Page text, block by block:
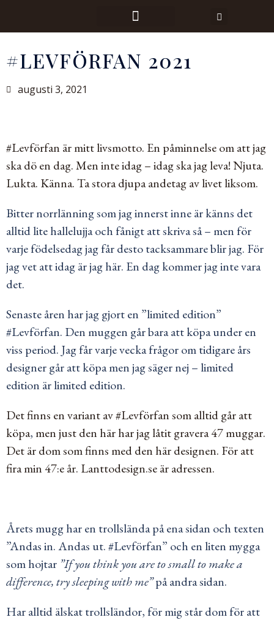
#LEVFÖRFAN 2021
augusti 3, 2021
#Levförfan är mitt livsmotto. En påminnelse om att jag
ska dö en dag. Men inte idag – idag ska jag leva! Njuta.
Lukta. Känna. Ta stora djupa andetag av livet liksom.
Bitter norrlänning som jag innerst inne är känns det
alltid lite hallelujja och fånigt att skriva så – men för
varje födelsedag jag får desto tacksammare blir jag. För
jag vet att idag är jag här. En dag kommer jag inte vara
det.
Senaste åren har jag gjort en ”limited edition”
#Levförfan. Den muggen går bara att köpa under en
viss period. Jag får varje vecka frågor om tidigare års
designer går att köpa men jag säger nej – limited
edition är limited edition.
Det finns en variant av #Levförfan som alltid går att
köpa, men just den här har jag låtit gravera 47 muggar.
Det är dom som finns med den här designen. För att
fira min 47:e år. Lanttodesign.se är adressen.
Årets mugg har en trollslända på ena sidan och texten
”Andas in. Andas ut. #Levförfan” och en liten mygga
som hojtar ”If you think you are to small to make a
difference, try sleeping with me”på andra sidan.
Har alltid älskat trollsländor, för mig står dom för att